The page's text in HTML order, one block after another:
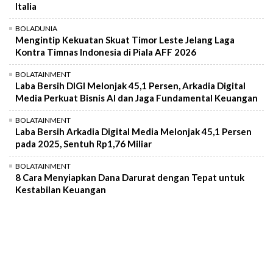
Italia
BOLADUNIA
Mengintip Kekuatan Skuat Timor Leste Jelang Laga
Kontra Timnas Indonesia di Piala AFF 2026
BOLATAINMENT
Laba Bersih DIGI Melonjak 45,1 Persen, Arkadia Digital
Media Perkuat Bisnis AI dan Jaga Fundamental Keuangan
BOLATAINMENT
Laba Bersih Arkadia Digital Media Melonjak 45,1 Persen
pada 2025, Sentuh Rp1,76 Miliar
BOLATAINMENT
8 Cara Menyiapkan Dana Darurat dengan Tepat untuk
Kestabilan Keuangan